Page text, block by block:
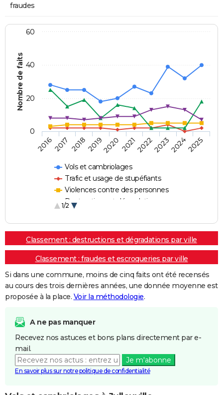
fraudes
Nombre de faits
Vols et cambriolages
Trafic et usage de stupéfiants
Violences contre des personnes
Destructions et dégradations
1/2
20162017 20182019202020212022202320242025
0
20
40
60
Classement : destructions et dégradations par ville
Classement : fraudes et escroqueries par ville
Si dans une commune, moins de cinq faits ont été recensés
au cours des trois dernières années, une donnée moyenne est
proposée à la place. Voir la méthodologie.
A ne pas manquer
Recevez nos astuces et bons plans directement par e-
mail.
Je m'abonne
En savoir plus sur notre politique de confidentialité